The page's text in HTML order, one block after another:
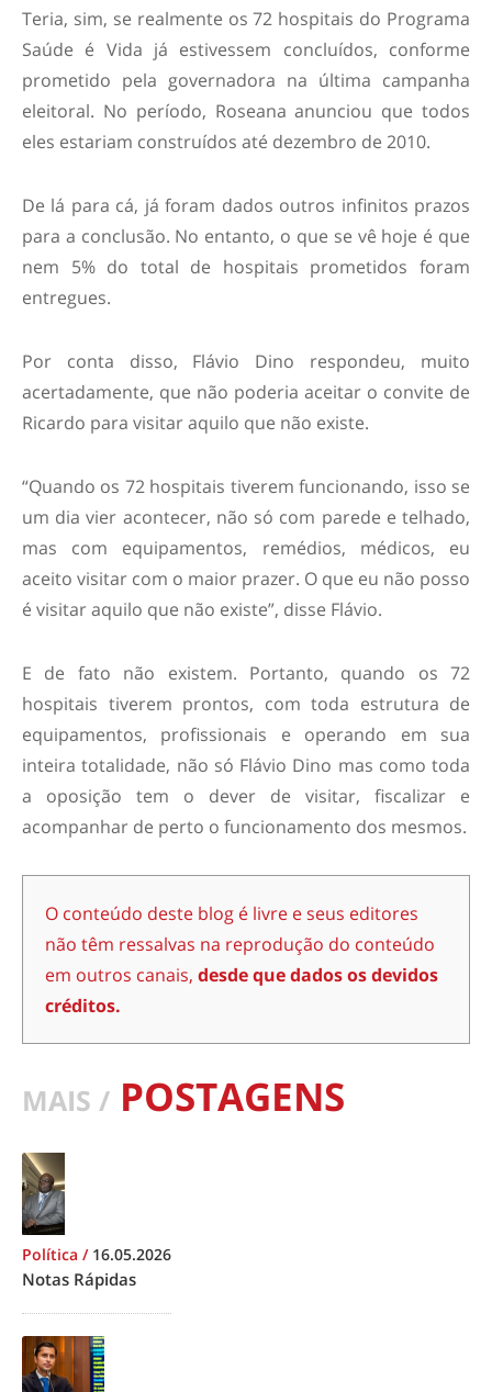
Teria, sim, se realmente os 72 hospitais do Programa
Saúde é Vida já estivessem concluídos, conforme
prometido pela governadora na última campanha
eleitoral. No período, Roseana anunciou que todos
eles estariam construídos até dezembro de 2010.
De lá para cá, já foram dados outros infinitos prazos
para a conclusão. No entanto, o que se vê hoje é que
nem 5% do total de hospitais prometidos foram
entregues.
Por conta disso, Flávio Dino respondeu, muito
acertadamente, que não poderia aceitar o convite de
Ricardo para visitar aquilo que não existe.
“Quando os 72 hospitais tiverem funcionando, isso se
um dia vier acontecer, não só com parede e telhado,
mas com equipamentos, remédios, médicos, eu
aceito visitar com o maior prazer. O que eu não posso
é visitar aquilo que não existe”, disse Flávio.
E de fato não existem. Portanto, quando os 72
hospitais tiverem prontos, com toda estrutura de
equipamentos, profissionais e operando em sua
inteira totalidade, não só Flávio Dino mas como toda
a oposição tem o dever de visitar, fiscalizar e
acompanhar de perto o funcionamento dos mesmos.
O conteúdo deste blog é livre e seus editores
não têm ressalvas na reprodução do conteúdo
em outros canais, desde que dados os devidos
créditos.
MAIS / POSTAGENS
Política / 16.05.2026
Notas Rápidas